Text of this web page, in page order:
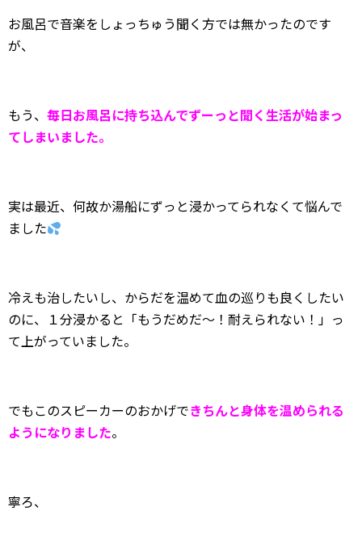
お風呂で音楽をしょっちゅう聞く方では無かったのです
が、
もう、 毎日お風呂に持ち込んでずーっと聞く生活が始まっ
てしまいました。
実は最近、何故か湯船にずっと浸かってられなくて悩んで
ました
冷えも治したいし、からだを温めて血の巡りも良くしたい
のに、１分浸かると「もうだめだ～！耐えられない！」っ
て上がっていました。
でもこのスピーカーのおかげできちんと身体を温められる
ようになりました。
寧ろ、